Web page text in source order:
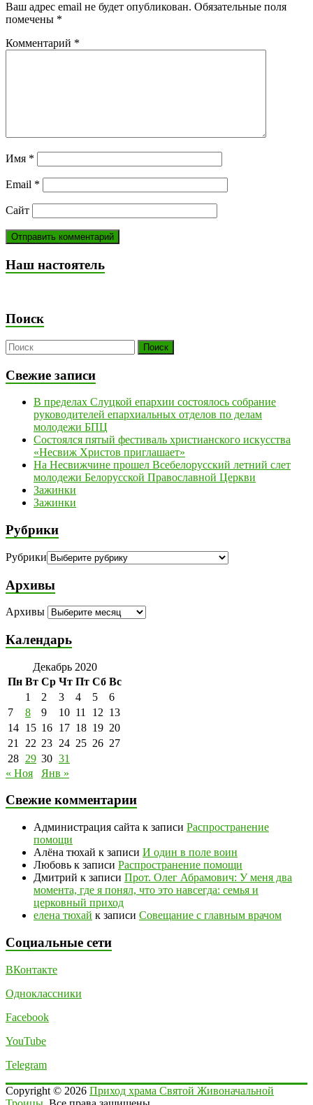
Ваш адрес email не будет опубликован. Обязательные поля
помечены *
Комментарий *
Имя *
Email *
Сайт
Наш настоятель
Поиск
Свежие записи
В пределах Слуцкой епархии состоялось собрание
руководителей епархиальных отделов по делам
молодежи БПЦ
Состоялся пятый фестиваль христианского искусства
«Несвиж Христов приглашает»
На Несвижчине прошел Всебелорусский летний слет
молодежи Белорусской Православной Церкви
Зажинки
Зажинки
Рубрики
Рубрики
Архивы
Архивы
Календарь
Декабрь 2020
Пн Вт Ср Чт Пт Сб Вс
1
2 3 4 5
6
7
8 9 10 11 12 13
14 15 16 17 18 19 20
21
22 23 24 25 26 27
28 29 30 31
« Ноя
Янв »
Свежие комментарии
Администрация сайта к записи Распространение
помощи
Алёна тюхай к записи И один в поле воин
Любовь к записи Распространение помощи
Дмитрий к записи Прот. Олег Абрамович: У меня два
момента, где я понял, что это навсегда: семья и
церковный приход
елена тюхай к записи Совещание с главным врачом
Социальные сети
ВКонтакте
Одноклассники
Facebook
YouTube
Telegram
Copyright © 2026 Приход храма Святой Живоначальной